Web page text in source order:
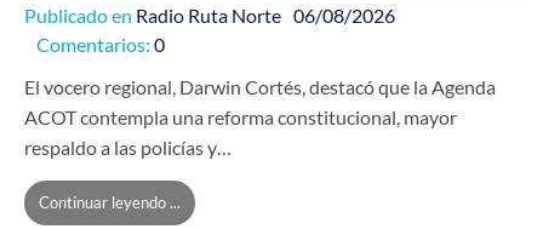
Publicado en Radio Ruta Norte 06/08/2026
Comentarios: 0
El vocero regional, Darwin Cortés, destacó que la Agenda
ACOT contempla una reforma constitucional, mayor
respaldo a las policías y…
Continuar leyendo ...